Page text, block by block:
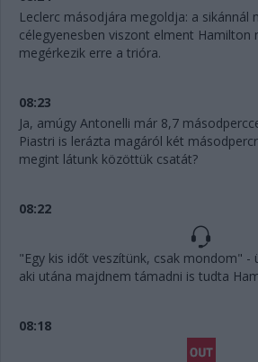
Leclerc másodjára megoldja: a sikánnál
célegyenesben viszont elment Hamilton
megérkezik erre a trióra.
08:23
Ja, amúgy Antonelli már 8,7
Piastri is lerázta magáról két
megint látunk közöttük csatát?
08:22
"Egy kis időt veszítünk, csak mondom" -
aki utána majdnem támadni is tudta
08:18